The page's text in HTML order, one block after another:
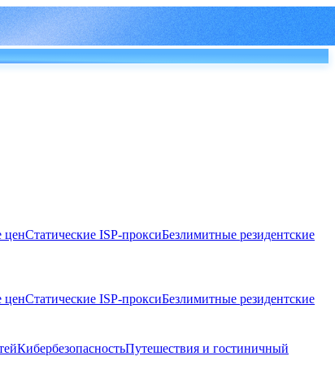
ценСтатические ISP-проксиБезлимитные резидентские
ценСтатические ISP-проксиБезлимитные резидентские
КибербезопасностьПутешествия и гостиничный